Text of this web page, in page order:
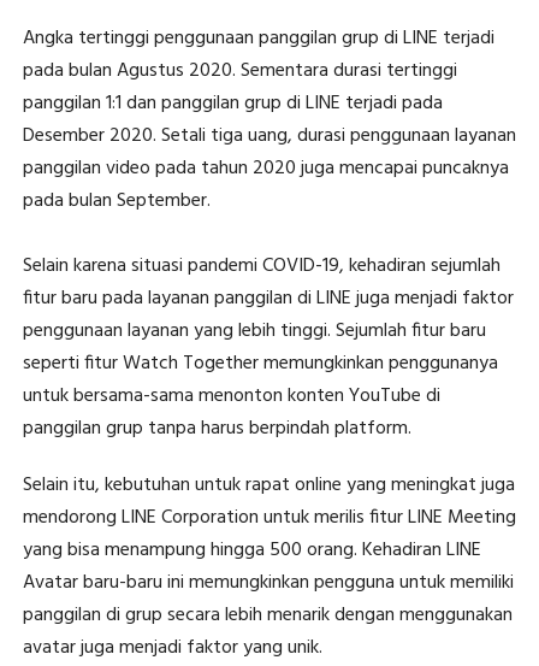
Angka tertinggi penggunaan panggilan grup di LINE terjadi
pada bulan Agustus 2020. Sementara durasi tertinggi
panggilan 1:1 dan panggilan grup di LINE terjadi pada
Desember 2020. Setali tiga uang, durasi penggunaan layanan
panggilan video pada tahun 2020 juga mencapai puncaknya
pada bulan September.
Selain karena situasi pandemi COVID-19, kehadiran sejumlah
fitur baru pada layanan panggilan di LINE juga menjadi faktor
penggunaan layanan yang lebih tinggi. Sejumlah fitur baru
seperti fitur Watch Together memungkinkan penggunanya
untuk bersama-sama menonton konten YouTube di
panggilan grup tanpa harus berpindah platform.
Selain itu, kebutuhan untuk rapat online yang meningkat juga
mendorong LINE Corporation untuk merilis fitur LINE Meeting
yang bisa menampung hingga 500 orang. Kehadiran LINE
Avatar baru-baru ini memungkinkan pengguna untuk memiliki
panggilan di grup secara lebih menarik dengan menggunakan
avatar juga menjadi faktor yang unik.​